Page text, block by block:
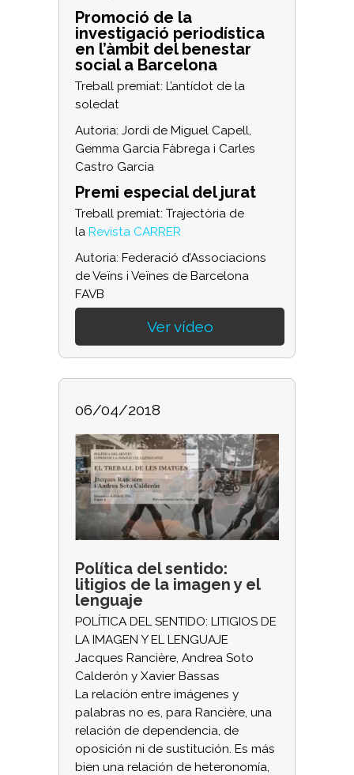
Promoció de la
investigació periodística
en l’àmbit del benestar
social a Barcelona
Treball premiat: L’antídot de la
soledat
Autoria: Jordi de Miguel Capell,
Gemma Garcia Fàbrega i Carles
Castro Garcia
Premi especial del jurat
Treball premiat: Trajectòria de
la Revista CARRER
Autoria: Federació d’Associacions
de Veïns i Veïnes de Barcelona
FAVB
Ver vídeo
06/04/2018
Política del sentido:
litigios de la imagen y el
lenguaje
POLÍTICA DEL SENTIDO: LITIGIOS DE
LA IMAGEN Y EL LENGUAJE
Jacques Rancière, Andrea Soto
Calderón y Xavier Bassas
La relación entre imágenes y
palabras no es, para Rancière, una
relación de dependencia, de
oposición ni de sustitución. Es más
bien una relación de heteronomía,